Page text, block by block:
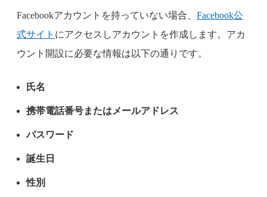
Facebookアカウントを持っていない場合、 Facebook公
式サイト にアクセスしアカウントを作成します。アカ
ウント開設に必要な情報は以下の通りです。
氏名
携帯電話番号またはメールアドレス
パスワード
誕生日
性別